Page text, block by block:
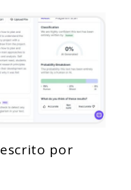
por